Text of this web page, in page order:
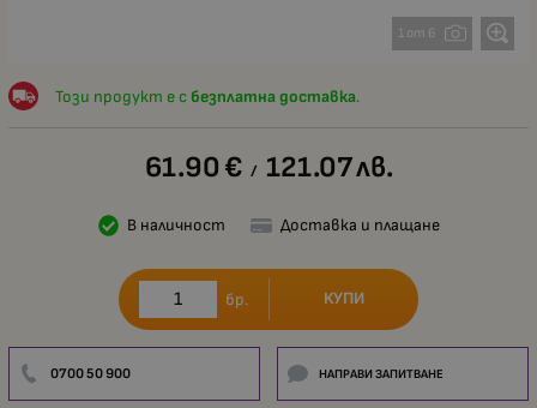
1 от 6
Този продукт е с безплатна доставка.
61.90 € / 121.07лв.
В наличност Доставка и плащане
бр. КУПИ
0700 50 900 НАПРАВИ ЗАПИТВАНЕ